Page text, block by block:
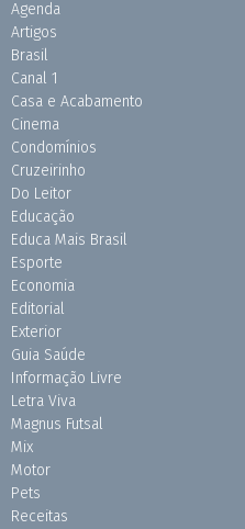
Agenda
Artigos
Brasil
Canal 1
Casa e Acabamento
Cinema
Condomínios
Cruzeirinho
Do Leitor
Educação
Educa Mais Brasil
Esporte
Economia
Editorial
Exterior
Guia Saúde
Informação Livre
Letra Viva
Magnus Futsal
Mix
Motor
Pets
Receitas